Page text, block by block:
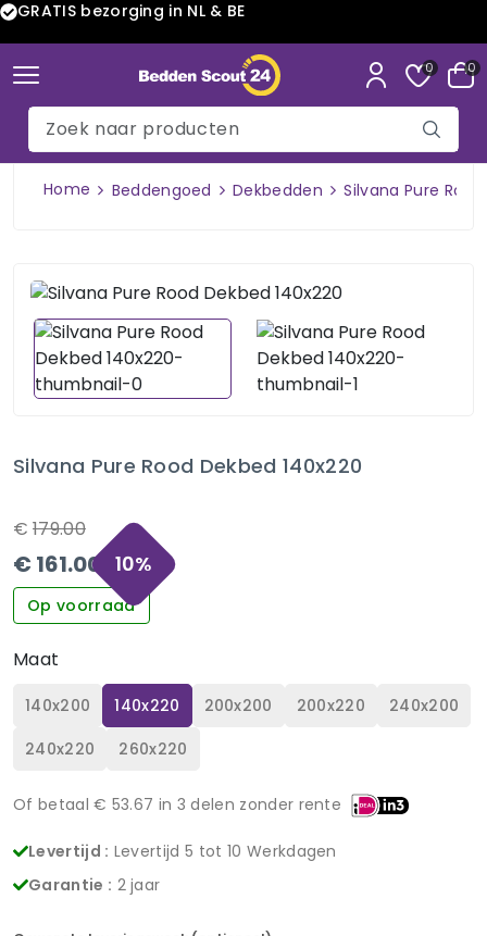
GRATIS bezorging in NL & BE
0 0
Home Beddengoed Dekbedden Silvana Pure
Silvana Pure Rood Dekbed 140x220
€ 179.00
€ 161.00 10%
Op voorraad
Maat
140x200 140x220 200x200 200x220
240x200
240x220
260x220
Of betaal € 53.67 in 3 delen zonder rente
Levertijd : Levertijd 5 tot 10 Werkdagen
Garantie : 2 jaar